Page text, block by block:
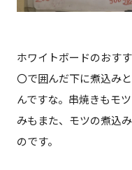
ホワイトボードのおす
〇で囲んだ下に煮込み
んですな。串焼きもモ
みもまた、モツの煮込
のです。